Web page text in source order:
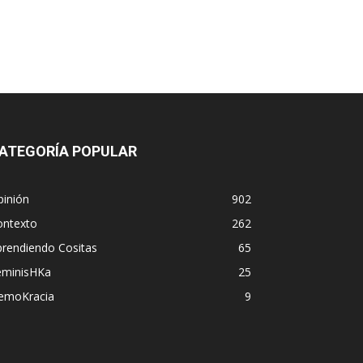
POPULAR
902
262
Cositas
65
25
9